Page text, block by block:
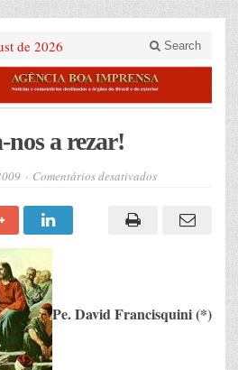
de 2026 Search
nos a rezar!
Comentários desativadosem
Pe. David Francisquini (*)